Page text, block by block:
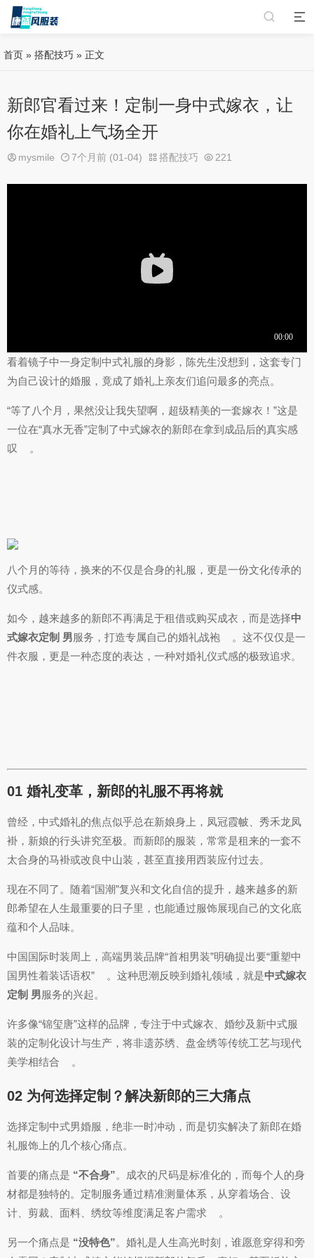
首页 » 搭配技巧 » 正文
新郎官看过来！定制一身中式嫁衣，让
你在婚礼上气场全开
mysmile 7个月前 (01-04) 搭配技巧 221
看着镜子中一身定制中式礼服的身影，陈先生没想到，这套专门
为自己设计的婚服，竟成了婚礼上亲友们追问最多的亮点。
“等了八个月，果然没让我失望啊，超级精美的一套嫁衣！”这是
一位在“真水无香”定制了中式嫁衣的新郎在拿到成品后的真实感
叹
。
八个月的等待，换来的不仅是合身的礼服，更是一份文化传承的
仪式感。
如今，越来越多的新郎不再满足于租借或购买成衣，而是选择中
式嫁衣定制 男服务，打造专属自己的婚礼战袍
。这不仅仅是一
件衣服，更是一种态度的表达，一种对婚礼仪式感的极致追求。
01 婚礼变革，新郎的礼服不再将就
曾经，中式婚礼的焦点似乎总在新娘身上，凤冠霞帔、秀禾龙凤
褂，新娘的行头讲究至极。而新郎的服装，常常是租来的一套不
太合身的马褂或改良中山装，甚至直接用西装应付过去。
现在不同了。随着“国潮”复兴和文化自信的提升，越来越多的新
郎希望在人生最重要的日子里，也能通过服饰展现自己的文化底
蕴和个人品味。
中国国际时装周上，高端男装品牌“首相男装”明确提出要“重塑中
国男性着装话语权”
。这种思潮反映到婚礼领域，就是中式嫁衣
定制 男服务的兴起。
许多像“锦玺唐”这样的品牌，专注于中式嫁衣、婚纱及新中式服
装的定制化设计与生产，将非遗苏绣、盘金绣等传统工艺与现代
美学相结合
。
02 为何选择定制？解决新郎的三大痛点
选择定制中式男婚服，绝非一时冲动，而是切实解决了新郎在婚
礼服饰上的几个核心痛点。
首要的痛点是 “不合身”。成衣的尺码是标准化的，而每个人的身
材都是独特的。定制服务通过精准测量体系，从穿着场合、设
计、剪裁、面料、绣纹等维度满足客户需求
。
另一个痛点是 “没特色”。婚礼是人生高光时刻，谁愿意穿得和旁